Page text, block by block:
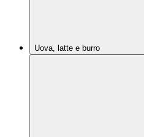
Uova, latte e burro